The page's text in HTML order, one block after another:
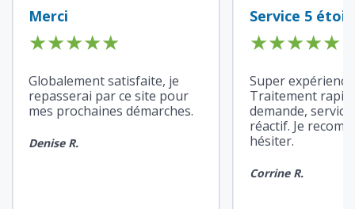
Merci
★★★★★
Globalement satisfaite, je
repasserai par ce site pour
mes prochaines démarches.
Denise R.
Service 5
★★★★★
Super expérience
Traitement
demande,
réactif. Je
hésiter.
Corrine R.